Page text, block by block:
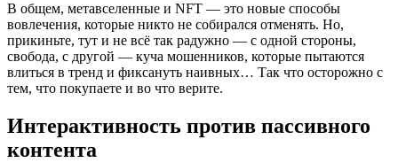
В общем, метавселенные и NFT — это новые способы
вовлечения, которые никто не собирался отменять. Но,
прикиньте, тут и не всё так радужно — с одной стороны,
свобода, с другой — куча мошенников, которые пытаются
влиться в тренд и фиксануть наивных… Так что осторожно с
тем, что покупаете и во что верите.
Интерактивность против пассивного
контента